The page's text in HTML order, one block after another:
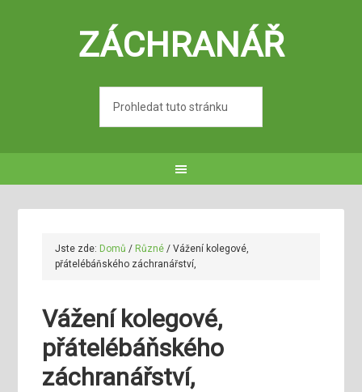
ZÁCHRANÁŘ
Jste zde: Domů / Různé / Vážení kolegové,
přátelébáňského záchranářství,
Vážení kolegové,
přátelébáňského
záchranářství,